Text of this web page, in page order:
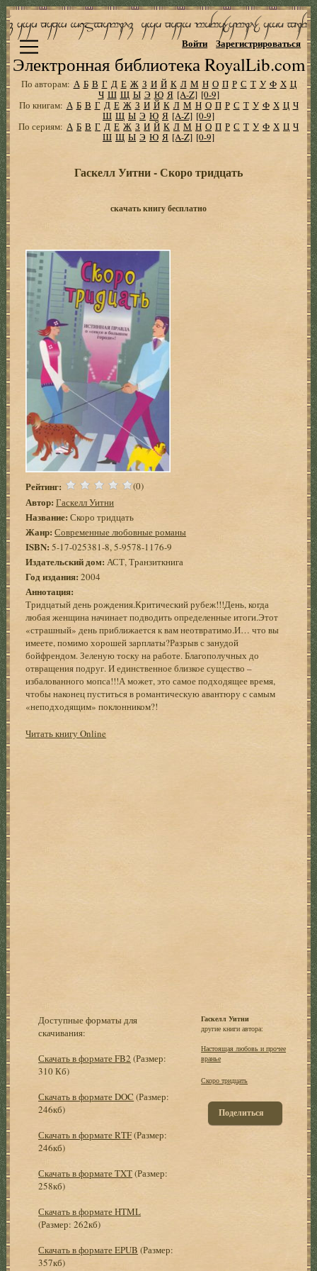
Электронная библиотека RoyalLib.com
Войти Зарегистрироваться
По авторам: А Б В Г Д Е Ж З И Й К Л М Н О П Р С Т У Ф Х Ц
Ч Ш Щ Ы Э Ю Я [A-Z] [0-9]
По книгам: А Б В Г Д Е Ж З И Й К Л М Н О П Р С Т У Ф Х Ц Ч
Ш Щ Ы Э Ю Я [A-Z] [0-9]
По сериям: А Б В Г Д Е Ж З И Й К Л М Н О П Р С Т У Ф Х Ц Ч
Ш Щ Ы Э Ю Я [A-Z] [0-9]
Гаскелл Уитни - Скоро тридцать
скачать книгу бесплатно
Рейтинг: (0)
Автор: Гаскелл Уитни
Название: Скоро тридцать
Жанр: Современные любовные романы
ISBN:5-17-025381-8, 5-9578-1176-9
Издательский дом:АСТ, Транзиткнига
Год издания: 2004
Аннотация:
Тридцатый день рождения.Критический рубеж!!!День, когда
любая женщина начинает подводить определенные итоги.Этот
«страшный» день приближается к вам неотвратимо.И… что вы
имеете, помимо хорошей зарплаты?Разрыв с занудой
бойфрендом. Зеленую тоску на работе. Благополучных до
отвращения подруг. И единственное близкое существо –
избалованного мопса!!!А может, это самое подходящее время,
чтобы наконец пуститься в романтическую авантюру с самым
«неподходящим» поклонником?!
Читать книгу Online
Доступные форматы для
скачивания:
Скачать в формате FB2 (Размер:
310 Кб)
Скачать в формате DOC (Размер:
246кб)
Скачать в формате RTF(Размер:
246кб)
Скачать в формате TXT(Размер:
258кб)
Скачать в формате HTML
(Размер: 262кб)
Скачать в формате EPUB (Размер:
357кб)
Гаскелл Уитни
другие книги автора:
Настоящая любовь и прочее
вранье
Скоро тридцать
Поделиться